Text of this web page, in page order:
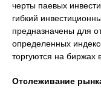
черты паевых
гибкий
предназначены для
определенных
торгуются на биржах
Отслеживание